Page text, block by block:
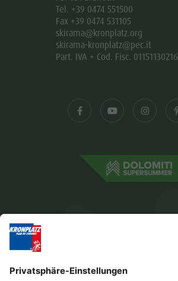
Tel. +39 0474 551500
Fax +39 0474 531105
skirama@kronplatz.org
skirama-kronplatz@pec.it
Part. IVA + Cod. Fisc. 01151130216